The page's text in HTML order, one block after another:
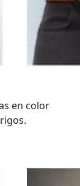
en color